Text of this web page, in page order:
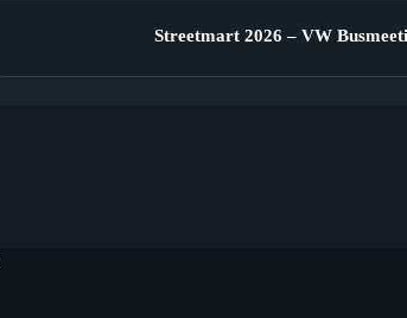
Streetmart 2026 – VW